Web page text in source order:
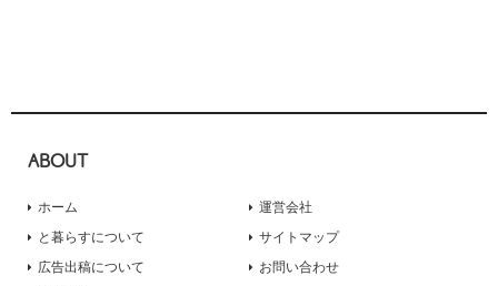
ABOUT
ホーム
と暮らすについて
広告出稿について
運営会社
サイトマップ
お問い合わせ